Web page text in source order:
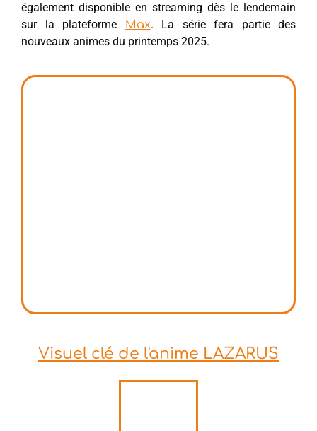
également disponible en streaming dès le lendemain
sur la plateforme
Max. La série fera partie des
nouveaux animes du printemps 2025.
Visuel clé de l'anime LAZARUS